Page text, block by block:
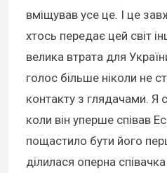
вміщував усе це. І це
хтось передає цей світ
велика втрата для
голос більше ніколи не
контакту з глядачами. Я
коли він уперше співав
пощастило бути його
ділилася оперна